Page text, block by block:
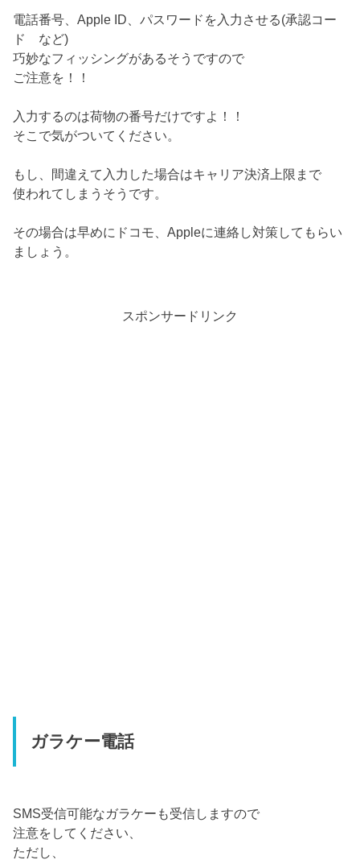
電話番号、Apple ID、パスワードを入力させる(承認コー
ド など)
巧妙なフィッシングがあるそうですので
ご注意を！！
入力するのは荷物の番号だけですよ！！
そこで気がついてください。
もし、間違えて入力した場合はキャリア決済上限まで
使われてしまうそうです。
その場合は早めにドコモ、Appleに連絡し対策してもらい
ましょう。
スポンサードリンク
ガラケー電話
SMS受信可能なガラケーも受信しますので
注意をしてください、
ただし、